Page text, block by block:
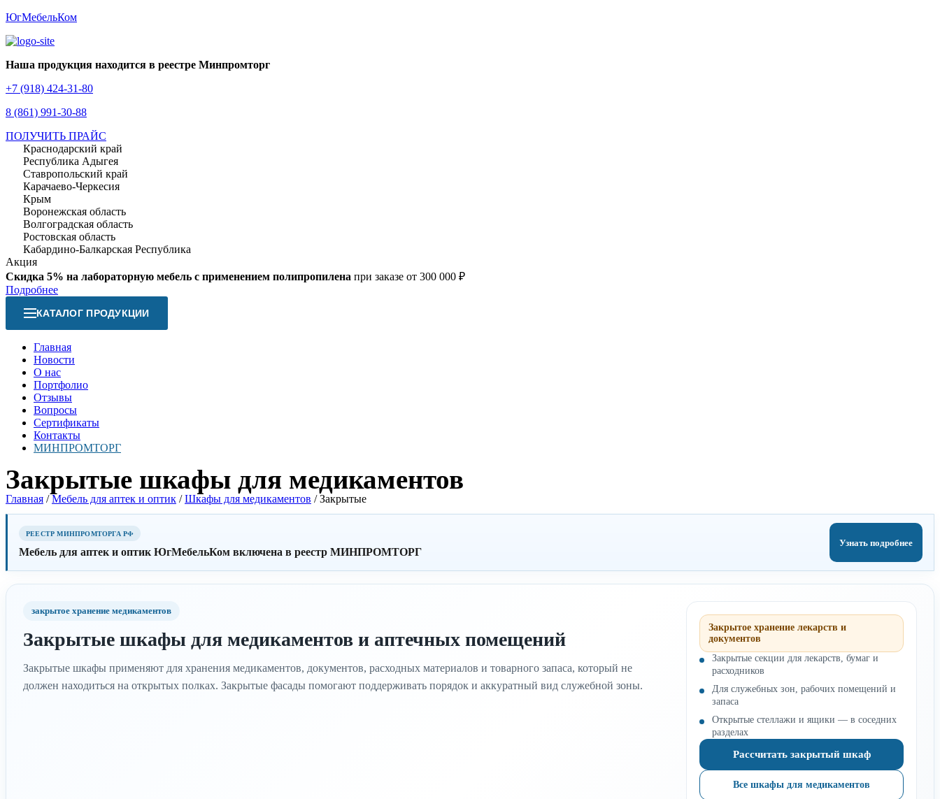
ЮгМебельКом
Наша продукция находится в реестре Минпромторг
+7 (918) 424-31-80
8 (861) 991-30-88
ПОЛУЧИТЬ ПРАЙС
Краснодарский край
Республика Адыгея
Ставропольский край
Карачаево-Черкесия
Крым
Воронежская область
Волгоградская область
Ростовская область
Кабардино-Балкарская Республика
Акция
Скидка 5% на лабораторную мебель с применением полипропилена при заказе от 300 000 ₽
Подробнее
КАТАЛОГ ПРОДУКЦИИ
Главная
Новости
О нас
Портфолио
Отзывы
Вопросы
Сертификаты
Контакты
МИНПРОМТОРГ
Закрытые шкафы для медикаментов
Главная /Мебель для аптек и оптик /Шкафы для медикаментов / Закрытые
РЕЕСТР МИНПРОМТОРГА РФ
Мебель для аптек и оптик ЮгМебельКом включена в реестр МИНПРОМТОРГ
Узнать подробнее
закрытое хранение медикаментов
Закрытые шкафы для медикаментов и аптечных помещений
Закрытые шкафы применяют для хранения медикаментов, документов, расходных материалов и товарного запаса, который не
должен находиться на открытых полках. Закрытые фасады помогают поддерживать порядок и аккуратный вид служебной зоны.
Закрытое хранение лекарств и
документов
Закрытые секции для лекарств, бумаг и
расходников
Для служебных зон, рабочих помещений и
запаса
Открытые стеллажи и ящики — в соседних
разделах
Рассчитать закрытый шкаф
Все шкафы для медикаментов